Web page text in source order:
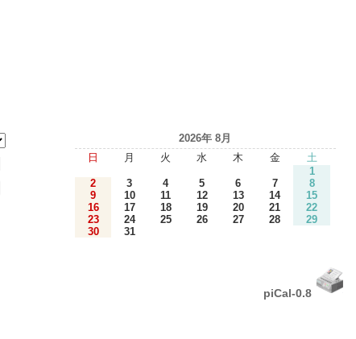
2026年 8月
日
月 火 水 木 金
土
1
2
3 4 5 6 7
8
9
10 11 12 13 14
15
16
17 18 19 20 21
22
23
24 25 26 27 28
29
30
31
piCal-0.8